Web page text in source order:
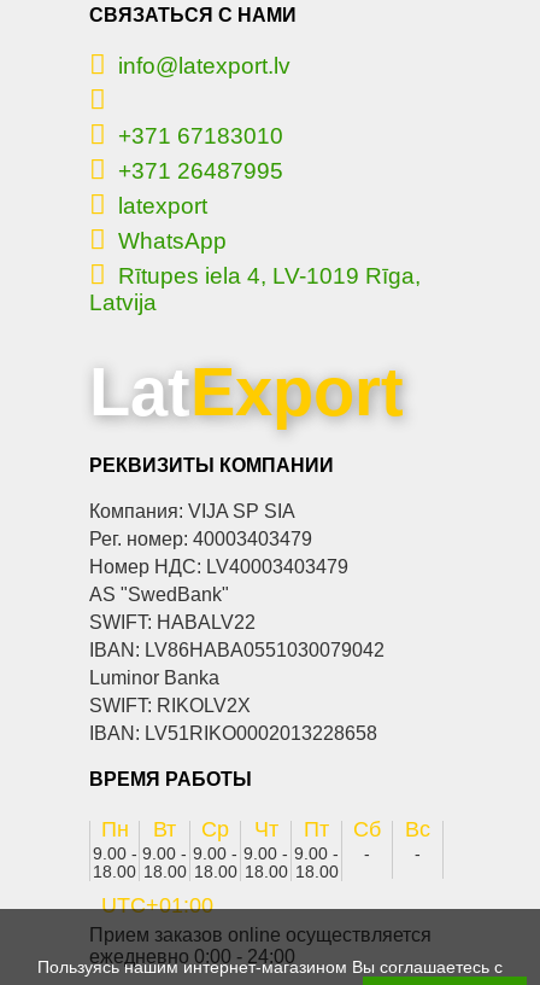
Пользуясь нашим интернет-магазином Вы соглашаетесь с
СВЯЗАТЬСЯ С НАМИ
info@latexport.lv
+371 67183010
+371 26487995
latexport
WhatsApp
Rītupes iela 4, LV-1019 Rīga,
Latvija
LatExport
РЕКВИЗИТЫ КОМПАНИИ
Компания: VIJA SP SIA
Рег. номер: 40003403479
Номер НДС: LV40003403479
AS "SwedBank"
SWIFT: HABALV22
IBAN: LV86HABA0551030079042
Luminor Banka
SWIFT: RIKOLV2X
IBAN: LV51RIKO0002013228658
ВРЕМЯ РАБОТЫ
Пн
9.00 -
18.00
Вт
9.00 -
18.00
Ср
9.00 -
18.00
Чт
9.00 -
18.00
Пт
9.00 -
18.00
Сб
-
Вс
-
UTC+01:00
Прием заказов online осуществляется
ежедневно 0:00 - 24:00